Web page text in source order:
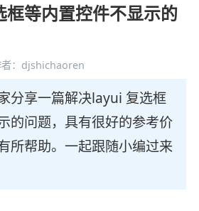
等内置控件不显示的
：djshichaoren
分享一篇解决layui 复选框
的问题，具有很好的参考价
所帮助。一起跟随小编过来